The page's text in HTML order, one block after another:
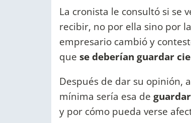
La cronista le consultó si se
recibir, no por ella sino por
empresario cambió y
que se deberían guardar
Después de dar su opinión,
mínima sería esa de
y por cómo pueda verse